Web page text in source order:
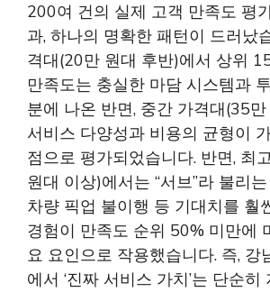
200여 건의 실제 고객 만족도 평
과, 하나의 명확한 패턴이 드러났
격대(20만 원대 후반)에서 상위
만족도는 충실한 마담 시스템과
분에 나온 반면, 중간 가격대(35
서비스 다양성과 비용의 균형이
점으로 평가되었습니다. 반면, 최
원대 이상)에서는 “서브”라 불리
차량 픽업 불이행 등 기대치를 훨
경험이 만족도 순위 50% 미만에
요 요인으로 작용했습니다. 즉, 강
에서 ‘진짜 서비스 가치’는 단순히